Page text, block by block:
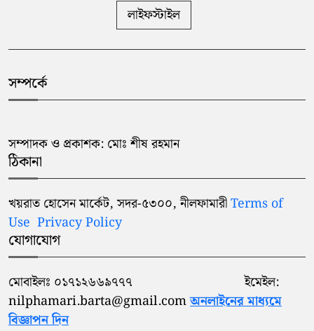
লাইফস্টাইল
সম্পর্কে
সম্পাদক ও প্রকাশক: মোঃ শীষ রহমান
ঠিকানা
খয়রাত হোসেন মার্কেট, সদর-৫৩০০, নীলফামারীTerms of
Use Privacy Policy
যোগাযোগ
মোবাইলঃ ০১৭১২৬৬৯৭৭৭ ইমেইল:
nilphamari.barta@gmail.comঅনলাইনের মাধ্যমে
বিজ্ঞাপন দিন